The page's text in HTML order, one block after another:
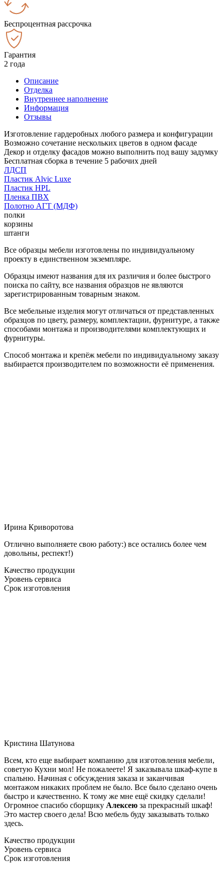
Беспроцентная рассрочка
Гарантия
2 года
Описание
Отделка
Внутреннее наполнение
Информация
Отзывы
Изготовление гардеробных любого размера и конфигурации
Возможно сочетание нескольких цветов в одном фасаде
Декор и отделку фасадов можно выполнить под вашу задумку
Бесплатная сборка в течение 5 рабочих дней
ЛДСП
Пластик Alvic Luxe
Пластик HPL
Пленка ПВХ
Полотно АГТ (МДФ)
полки
корзины
штанги
Все образцы мебели изготовлены по индивидуальному
проекту в единственном экземпляре.
Образцы имеют названия для их различия и более быстрого
поиска по сайту, все названия образцов не являются
зарегистрированным товарным знаком.
Все мебельные изделия могут отличаться от представленных
образцов по цвету, размеру, комплектации, фурнитуре, а также
способами монтажа и производителями комплектующих и
фурнитуры.
Способ монтажа и крепёж мебели по индивидуальному заказу
выбирается производителем по возможности её применения.
Ирина Криворотова
Отлично выполняете свою работу:) все остались более чем
довольны, респект!)
Качество продукции
Уровень сервиса
Срок изготовления
Кристина Шатунова
Всем, кто еще выбирает компанию для изготовления мебели,
советую Кухни мол! Не пожалеете! Я заказывала шкаф-купе в
спальню. Начиная с обсуждения заказа и заканчивая
монтажом никаких проблем не было. Все было сделано очень
быстро и качественно. К тому же мне ещё скидку сделали!
Огромное спасибо сборщику Алексею за прекрасный шкаф!
Это мастер своего дела! Всю мебель буду заказывать только
здесь.
Качество продукции
Уровень сервиса
Срок изготовления